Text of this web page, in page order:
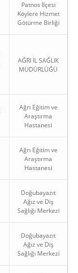
Patnos İlçesi
Köylere Hizmet
Götürme Birliği
AĞRI İL SAĞLIK
MÜDÜRLÜĞÜ
Ağrı Eğitim ve
Araştırma
Hastanesi
Ağrı Eğitim ve
Araştırma
Hastanesi
Doğubayazıt
Ağız ve Diş
Sağlığı Merkezi
Doğubayazıt
Ağız ve Diş
Sağlığı Merkezi